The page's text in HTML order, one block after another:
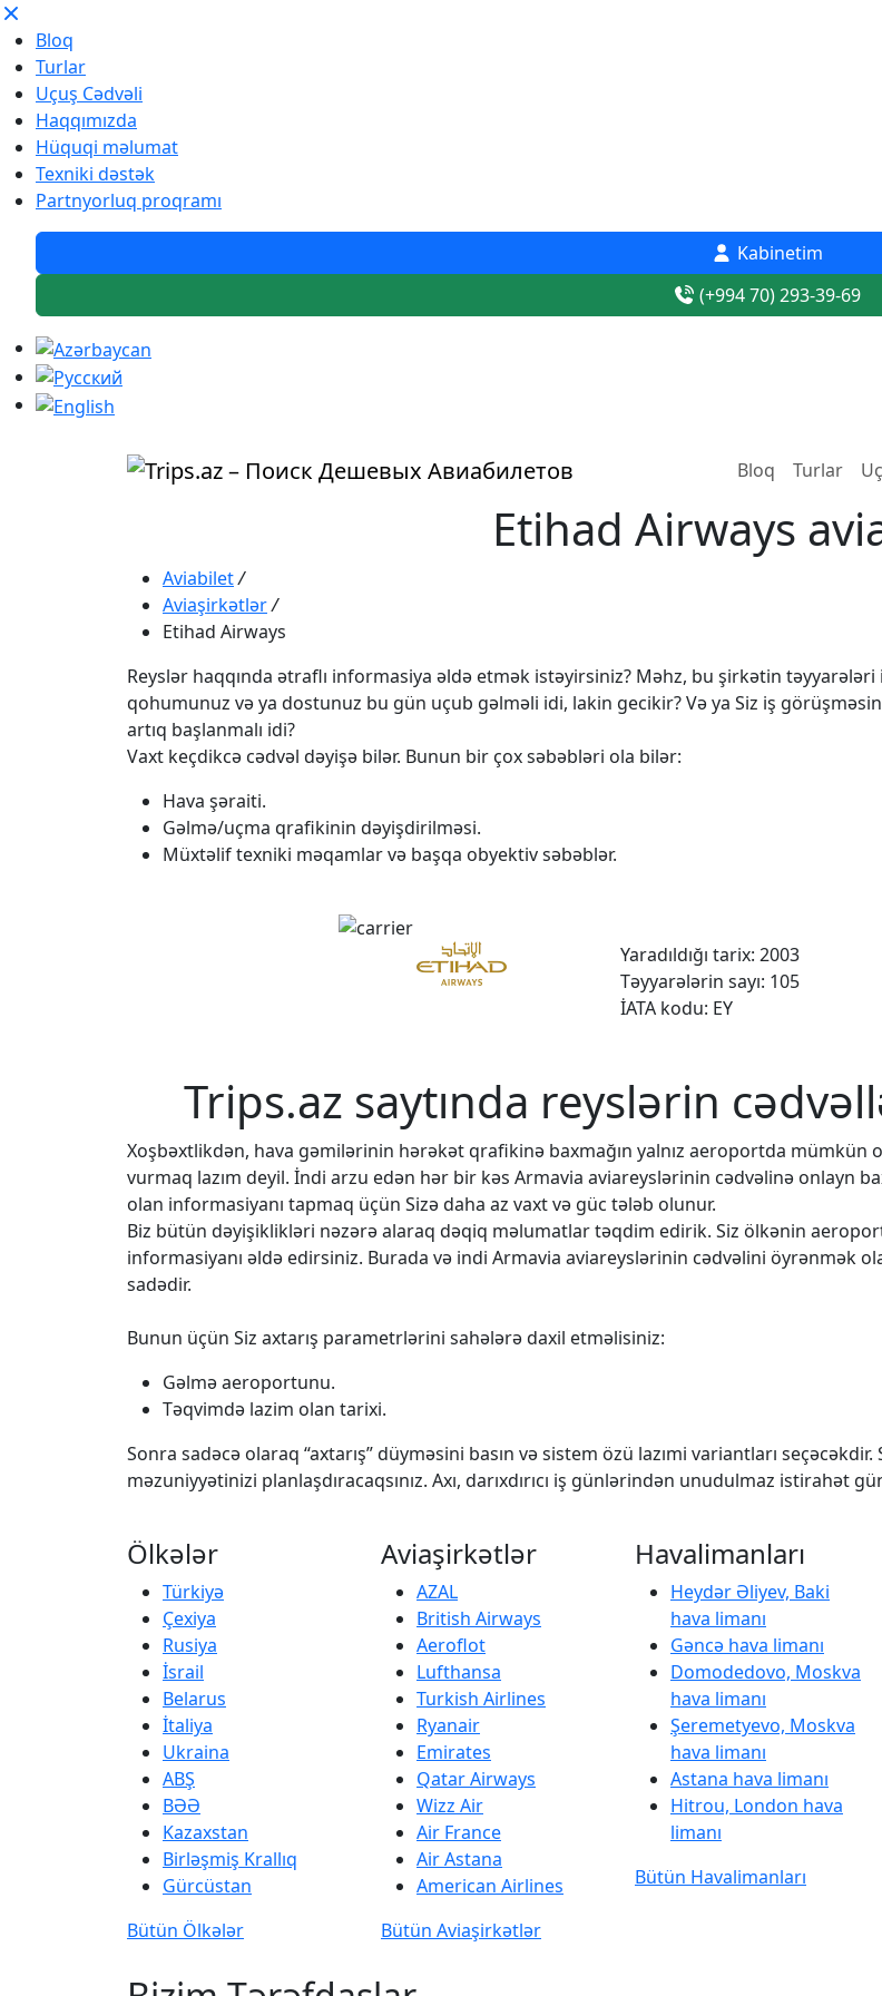
Bloq
Turlar
Uçuş Cədvəli
Haqqımızda
Hüquqi məlumat
Texniki dəstək
Partnyorluq proqramı
Kabinetim
(+994 70) 293-39-69
Bloq Turlar
Etihad Airways
Aviabilet/
Aviaşirkətlər/
Etihad Airways
Reyslər haqqında ətraflı informasiya əldə etmək istəyirsiniz? Məhz, bu şirkətin
qohumunuz və ya dostunuz bu gün uçub gəlməli idi, lakin gecikir? Və ya Siz iş
artıq başlanmalı idi?
Vaxt keçdikcə cədvəl dəyişə bilər. Bunun bir çox səbəbləri ola bilər:
Hava şəraiti.
Gəlmə/uçma qrafikinin dəyişdirilməsi.
Müxtəlif texniki məqamlar və başqa obyektiv səbəblər.
Yaradıldığı tarix: 2003
Təyyarələrin sayı: 105
İATA kodu: EY
Trips.az saytında reyslərin
Xoşbəxtlikdən, hava gəmilərinin hərəkət qrafikinə baxmağın yalnız aeroportda
vurmaq lazım deyil. İndi arzu edən hər bir kəs Armavia aviareyslərinin cədvəlinə onlayn
olan informasiyanı tapmaq üçün Sizə daha az vaxt və güc tələb olunur.
Biz bütün dəyişiklikləri nəzərə alaraq dəqiq məlumatlar təqdim edirik. Siz ölkənin
informasiyanı əldə edirsiniz. Burada və indi Armavia aviareyslərinin cədvəlini öyrənmək
sadədir.
Bunun üçün Siz axtarış parametrlərini sahələrə daxil etməlisiniz:
Gəlmə aeroportunu.
Təqvimdə lazim olan tarixi.
Sonra sadəcə olaraq “axtarış” düyməsini basın və sistem özü lazımi variantları
məzuniyyətinizi planlaşdıracaqsınız. Axı, darıxdırıcı iş günlərindən unudulmaz
Ölkələr
Türkiyə
Çexiya
Rusiya
İsrail
Belarus
İtaliya
Ukraina
ABŞ
BƏƏ
Kazaxstan
Birləşmiş Krallıq
Gürcüstan
Bütün Ölkələr
Aviaşirkətlər
AZAL
British Airways
Aeroflot
Lufthansa
Turkish Airlines
Ryanair
Emirates
Qatar Airways
Wizz Air
Air France
Air Astana
American Airlines
Bütün Aviaşirkətlər
Havalimanları
Heydər Əliyev, Baki
hava limanı
Gəncə hava limanı
Domodedovo, Moskva
hava limanı
Şeremetyevo, Moskva
hava limanı
Astana hava limanı
Hitrou, London hava
limanı
Bütün Havalimanları